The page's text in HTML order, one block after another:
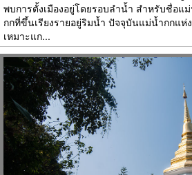
พบการตั้งเมืองอยู่โดยรอบลำน้ำ สำหรับชื่อ
กกที่ขึ้นเรียงรายอยู่ริมน้ำ ปัจจุบันแม่น้ำกกแ
เหมาะแก...